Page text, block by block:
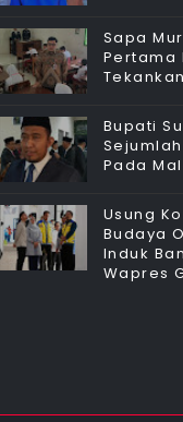
Sapa
Pertama
Bupati
Pada
Usung
Budaya
Induk
Wapres